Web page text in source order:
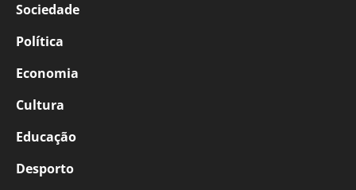
Sociedade
Política
Economia
Cultura
Educação
Desporto